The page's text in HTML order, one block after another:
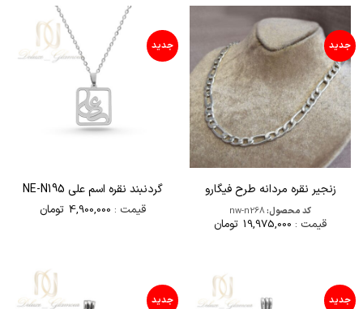
جدید
زنجير نقره مردانه طرح فيگارو
کد محصول:nw-n268
قیمت : 19,975,000 تومان
جدید
گردنبند نقره اسم علی NE-N195
قیمت : 4,900,000 تومان
جدید جدید